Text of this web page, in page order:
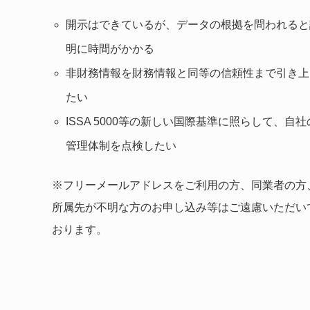
開示はできているが、データの根拠を問われると
明に時間がかかる
非財務情報を財務情報と同等の信頼性まで引き
たい
ISSA 5000等の新しい国際基準に照らして、自社
管理体制を点検したい
※フリーメールアドレスをご利用の方、同業者の方
所属先が不明な方のお申し込み等はご遠慮いただい
おります。